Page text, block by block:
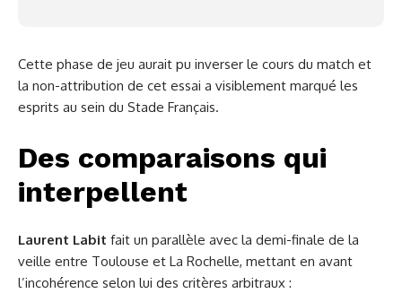
Cette phase de jeu aurait pu inverser le cours du match et
la non-attribution de cet essai a visiblement marqué les
esprits au sein du Stade Français.
Des comparaisons qui
interpellent
Laurent Labit fait un parallèle avec la demi-finale de la
veille entre Toulouse et La Rochelle, mettant en avant
l’incohérence selon lui des critères arbitraux :